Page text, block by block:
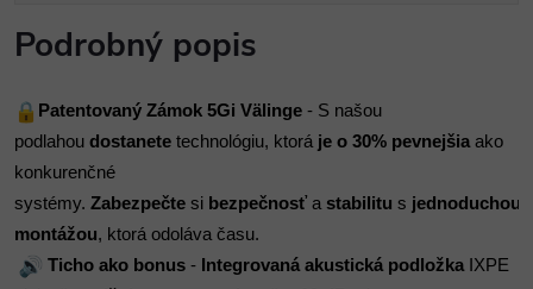
Podrobný popis
Patentovaný Zámok 5Gi Välinge - S našou
podlahou dostanete technológiu, ktorá je o 30% pevnejšia ako
konkurenčné
systémy. Zabezpečte si bezpečnosť a stabilitu s jednoduchou
montážou, ktorá odoláva času.
Ticho ako bonus - Integrovaná akustická podložka IXPE